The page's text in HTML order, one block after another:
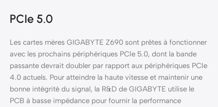
PCIe 5.0
Les cartes mères GIGABYTE Z690 sont prêtes à fonctionner
avec les prochains périphériques PCIe 5.0, dont la bande
passante devrait doubler par rapport aux périphériques PCIe
4.0 actuels. Pour atteindre la haute vitesse et maintenir une
bonne intégrité du signal, la R&D de GIGABYTE utilise le
PCB à basse impédance pour fournir la performance